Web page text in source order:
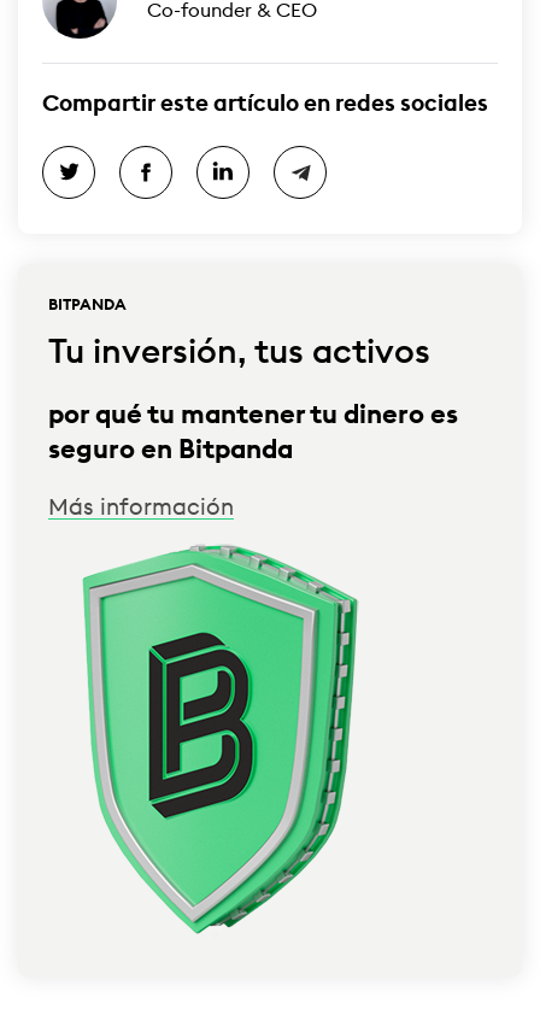
Co-founder & CEO
Compartir este artículo en redes sociales
BITPANDA
Tu inversión, tus activos
por qué tu mantener tu dinero es
seguro en Bitpanda
Más información